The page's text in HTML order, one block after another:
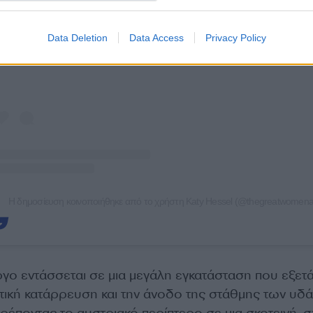
Data Deletion Data Access Privacy Policy
εντάσσεται σε μια μεγάλη εγκατάσταση που
κατάρρευση και την άνοδο της στάθμης των